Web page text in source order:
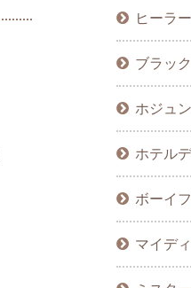
ヒーラ
ブラッ
ホジュ
ホテル
ボーイ
マイデ